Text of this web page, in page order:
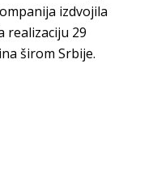
izdvojila
realizaciju 29
širom Srbije.